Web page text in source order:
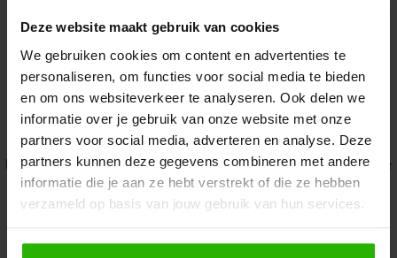
Deze website maakt gebruik van cookies
We gebruiken cookies om content en advertenties te
personaliseren, om functies voor social media te bieden
en om ons websiteverkeer te analyseren. Ook delen we
informatie over je gebruik van onze website met onze
partners voor social media, adverteren en analyse. Deze
partners kunnen deze gegevens combineren met andere
informatie die je aan ze hebt verstrekt of die ze hebben
verzameld op basis van jouw gebruik van hun services.
Als je op "Accepteer" klikt, dan geef je Voordeeluitjes.nl
Application error: a client-side exception has occurred while
loadingwww.voordeeluitjes.nl (see the browser console for more
information).